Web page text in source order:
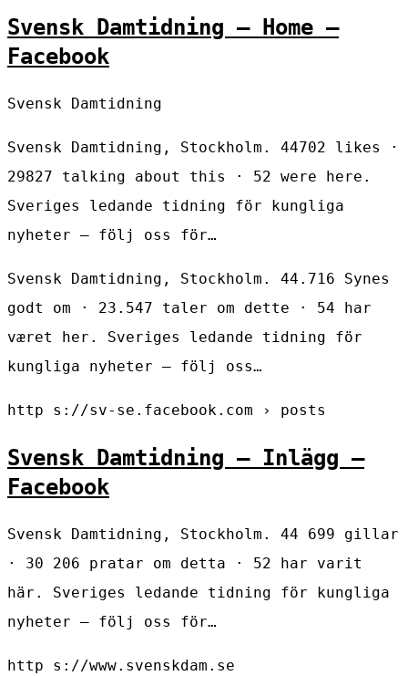
Svensk Damtidning – Home –
Facebook
Svensk Damtidning
Svensk Damtidning, Stockholm. 44702 likes ·
29827 talking about this · 52 were here.
Sveriges ledande tidning för kungliga
nyheter – följ oss för…
Svensk Damtidning, Stockholm. 44.716 Synes
godt om · 23.547 taler om dette · 54 har
været her. Sveriges ledande tidning för
kungliga nyheter – följ oss…
http s://sv-se.facebook.com › posts
Svensk Damtidning – Inlägg –
Facebook
Svensk Damtidning, Stockholm. 44 699 gillar
· 30 206 pratar om detta · 52 har varit
här. Sveriges ledande tidning för kungliga
nyheter – följ oss för…
http s://www.svenskdam.se